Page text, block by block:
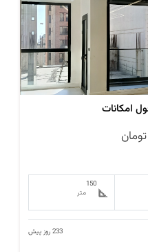
تومان
150
متر
233 روز پیش